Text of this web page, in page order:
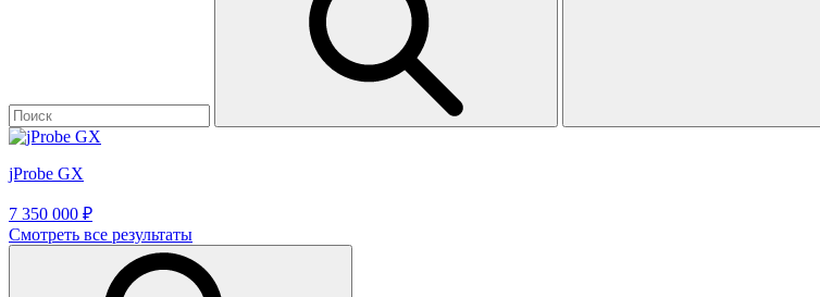
jProbe GX
7 350 000 ₽
Смотреть все результаты